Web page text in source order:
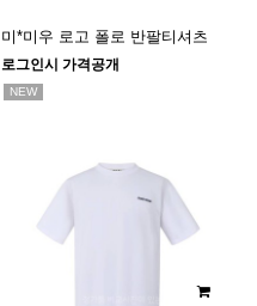
미*미우 로고 폴로 반팔티셔츠
로그인시 가격공개
NEW